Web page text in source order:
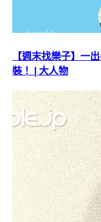
【週末找樂子】一
裝！ | 大人物